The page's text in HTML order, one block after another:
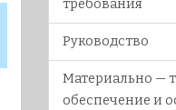
требования
Руководство
Материально —
обеспечение и